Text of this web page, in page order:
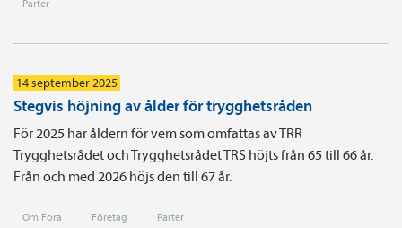
Parter
14 september 2025
Stegvis höjning av ålder för trygghetsråden
För 2025 har åldern för vem som omfattas av TRR
Trygghetsrådet och Trygghetsrådet TRS höjts från 65 till 66 år.
Från och med 2026 höjs den till 67 år.
Om Fora Företag Parter